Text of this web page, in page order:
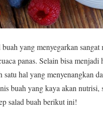
yang menyegarkan
panas. Selain bisa
satu hal yang menyenangkan
buah yang kaya akan
salad buah berikut ini!